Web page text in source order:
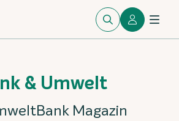
& Umwelt
Magazin